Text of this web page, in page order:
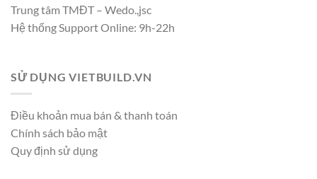
Trung tâm TMĐT – Wedo.,jsc
Hệ thống Support Online: 9h-22h
SỬ DỤNG VIETBUILD.VN
Điều khoản mua bán & thanh toán
Chính sách bảo mật
Quy định sử dụng